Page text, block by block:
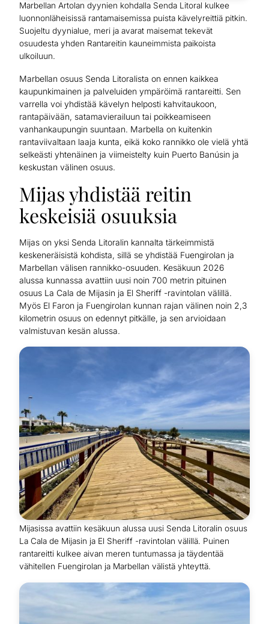
Marbellan Artolan dyynien kohdalla Senda Litoral kulkee
luonnonläheisissä rantamaisemissa puista kävelyreittiä pitkin.
Suojeltu dyynialue, meri ja avarat maisemat tekevät
osuudesta yhden Rantareitin kauneimmista paikoista
ulkoiluun.
Marbellan osuus Senda Litoralista on ennen kaikkea
kaupunkimainen ja palveluiden ympäröimä rantareitti. Sen
varrella voi yhdistää kävelyn helposti kahvitaukoon,
rantapäivään, satamavierailuun tai poikkeamiseen
vanhankaupungin suuntaan. Marbella on kuitenkin
rantaviivaltaan laaja kunta, eikä koko rannikko ole vielä yhtä
selkeästi yhtenäinen ja viimeistelty kuin Puerto Banúsin ja
keskustan välinen osuus.
Mijas yhdistää reitin
keskeisiä osuuksia
Mijas on yksi Senda Litoralin kannalta tärkeimmistä
keskeneräisistä kohdista, sillä se yhdistää Fuengirolan ja
Marbellan välisen rannikko-osuuden. Kesäkuun 2026
alussa kunnassa avattiin uusi noin 700 metrin pituinen
osuus La Cala de Mijasin ja El Sheriff -ravintolan välillä.
Myös El Faron ja Fuengirolan kunnan rajan välinen noin 2,3
kilometrin osuus on edennyt pitkälle, ja sen arvioidaan
valmistuvan kesän alussa.
Mijasissa avattiin kesäkuun alussa uusi Senda Litoralin osuus
La Cala de Mijasin ja El Sheriff -ravintolan välillä. Puinen
rantareitti kulkee aivan meren tuntumassa ja täydentää
vähitellen Fuengirolan ja Marbellan välistä yhteyttä.